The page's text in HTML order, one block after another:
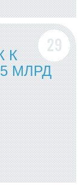
К
МЛРД